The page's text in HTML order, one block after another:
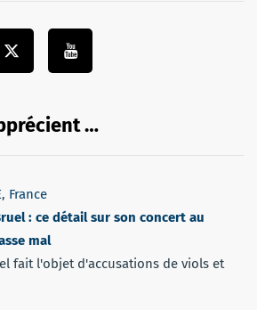
…
, France
: ce détail sur son concert au
mal
fait l'objet d'accusations de viols et